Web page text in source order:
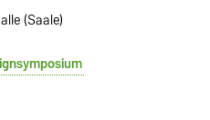
(Saale)